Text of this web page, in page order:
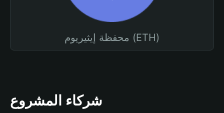
محفظة إيثيريوم (ETH)
شركاء المشروع